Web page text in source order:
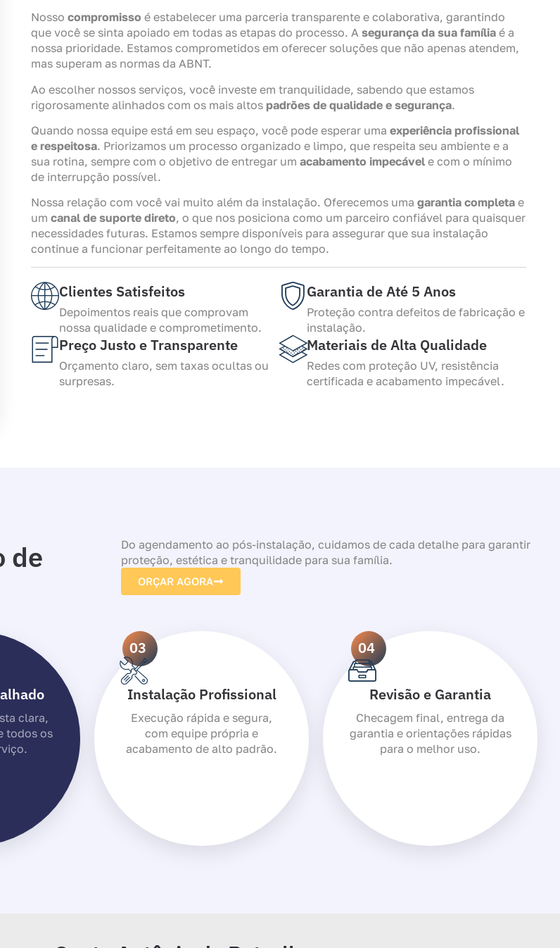
Nosso compromisso é estabelecer uma parceria transparente e colaborativa, garantindo
que você se sinta apoiado em todas as etapas do processo. A segurança da sua família é a
nossa prioridade. Estamos comprometidos em oferecer soluções que não apenas atendem,
mas superam as normas da ABNT.
Ao escolher nossos serviços, você investe em tranquilidade, sabendo que estamos
rigorosamente alinhados com os mais altos padrões de qualidade e segurança.
Quando nossa equipe está em seu espaço, você pode esperar uma experiência profissional
e respeitosa. Priorizamos um processo organizado e limpo, que respeita seu ambiente e a
sua rotina, sempre com o objetivo de entregar um acabamento impecável e com o mínimo
de interrupção possível.
Nossa relação com você vai muito além da instalação. Oferecemos uma garantia completa e
um canal de suporte direto, o que nos posiciona como um parceiro confiável para quaisquer
necessidades futuras. Estamos sempre disponíveis para assegurar que sua instalação
continue a funcionar perfeitamente ao longo do tempo.
Clientes Satisfeitos
Depoimentos reais que comprovam
nossa qualidade e comprometimento.
Garantia de Até 5 Anos
Proteção contra defeitos de fabricação e
instalação.
Preço Justo e Transparente
Orçamento claro, sem taxas ocultas ou
surpresas.
Materiais de Alta Qualidade
Redes com proteção UV, resistência
certificada e acabamento impecável.
de
Do agendamento ao pós-instalação, cuidamos de cada detalhe para garantir
proteção, estética e tranquilidade para sua família.
ORÇAR AGORA
clara,
todos os
03
Instalação Profissional
Execução rápida e segura,
com equipe própria e
acabamento de alto padrão.
04
Revisão e Garantia
Checagem final, entrega da
garantia e orientações rápidas
para o melhor uso.